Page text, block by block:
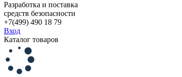
Разработка и поставка
средств безопасности
+7(499) 490 18 79
Вход
Каталог товаров